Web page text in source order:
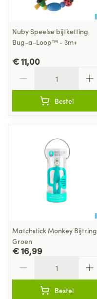
Nuby Speelse bijtketting
Bug-a-Loop™ - 3m+
€ 11,00
Bestel
Matchstick Monkey Bijtring
Groen
€ 16,99
Bestel